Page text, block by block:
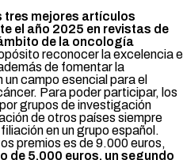
tres mejores artículos
el año 2025 en revistas de
de la oncología
reconocer la excelencia e
de fomentar la
campo esencial para el
Para poder participar, los
grupos de investigación
de otros países siempre
en un grupo español.
premios es de 9.000 euros,
de 5.000 euros, un segundo